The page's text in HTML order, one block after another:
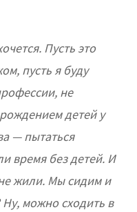
Пусть это
пусть я буду
не
детей у
— пытаться
время без детей. И
жили. Мы сидим и
можно сходить в